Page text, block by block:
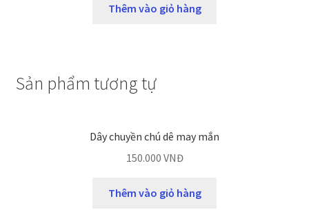
Thêm vào giỏ hàng
Sản phẩm tương tự
Dây chuyền chú dê may mắn
150.000 VNĐ
Thêm vào giỏ hàng